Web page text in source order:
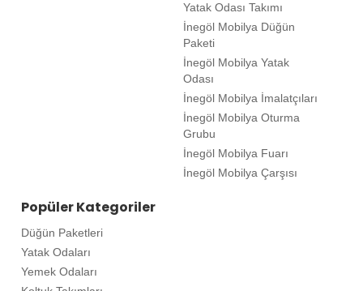
Yatak Odası Takımı
İnegöl Mobilya Düğün
Paketi
İnegöl Mobilya Yatak
Odası
İnegöl Mobilya İmalatçıları
İnegöl Mobilya Oturma
Grubu
İnegöl Mobilya Fuarı
İnegöl Mobilya Çarşısı
Popüler Kategoriler
Düğün Paketleri
Yatak Odaları
Yemek Odaları